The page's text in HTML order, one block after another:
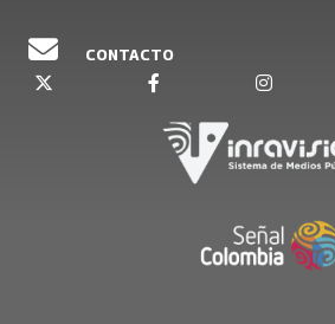
CONTACTO